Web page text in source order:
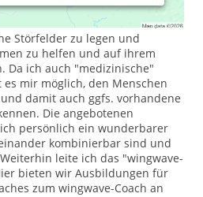
und wingwave-
habe ich mich entschieden,
Störfelder zu legen und
zu helfen und auf ihrem
Da ich auch "medizinische"
mir möglich, den Menschen
damit auch ggfs. vorhandene
Die angebotenen
persönlich ein wunderbarer
kombinierbar sind und
leite ich das "wingwave-
bieten wir Ausbildungen für
zum wingwave-Coach an